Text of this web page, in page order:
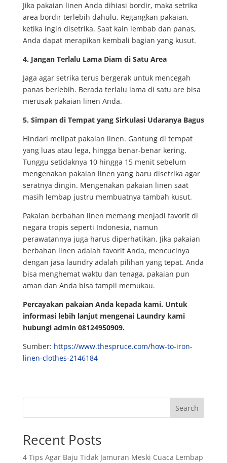
Jika pakaian linen Anda dihiasi bordir, maka setrika
area bordir terlebih dahulu. Regangkan pakaian,
ketika ingin disetrika. Saat kain lembab dan panas,
Anda dapat merapikan kembali bagian yang kusut.
4. Jangan Terlalu Lama Diam di Satu Area
Jaga agar setrika terus bergerak untuk mencegah
panas berlebih. Berada terlalu lama di satu are bisa
merusak pakaian linen Anda.
5. Simpan di Tempat yang Sirkulasi Udaranya Bagus
Hindari melipat pakaian linen. Gantung di tempat
yang luas atau lega, hingga benar-benar kering.
Tunggu setidaknya 10 hingga 15 menit sebelum
mengenakan pakaian linen yang baru disetrika agar
seratnya dingin. Mengenakan pakaian linen saat
masih lembap justru membuatnya tambah kusut.
Pakaian berbahan linen memang menjadi favorit di
negara tropis seperti Indonesia, namun
perawatannya juga harus diperhatikan. Jika pakaian
berbahan linen adalah favorit Anda, mencucinya
dengan jasa laundry adalah pilihan yang tepat. Anda
bisa menghemat waktu dan tenaga, pakaian pun
aman dan Anda bisa tampil memukau.
Percayakan pakaian Anda kepada kami. Untuk
informasi lebih lanjut mengenai Laundry kami
hubungi admin 08124950909.
Sumber: https://www.thespruce.com/how-to-iron-
linen-clothes-2146184
Search
Recent Posts
4 Tips Agar Baju Tidak Jamuran Meski Cuaca Lembap